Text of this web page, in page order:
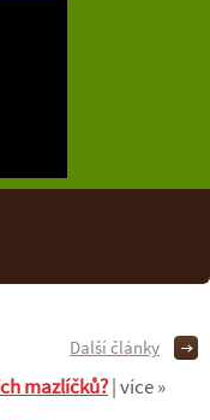
mazlíčků?| více »
Další články